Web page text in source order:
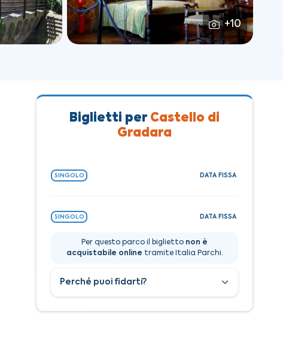
+10
Biglietti per Castello di
Gradara
SINGOLO DATA FISSA
SINGOLO DATA FISSA
Per questo parco il biglietto non è
acquistabile online tramite Italia Parchi.
Perché puoi fidarti?